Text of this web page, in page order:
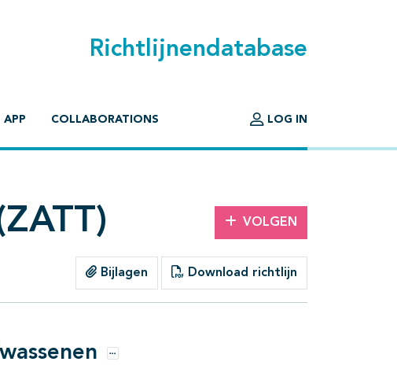
Richtlijnendatabase
APP COLLABORATIONS LOG IN
VOLGEN
Bijlagen Download richtlijn
Opties